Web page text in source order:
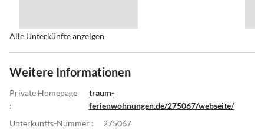
Alle Unterkünfte anzeigen
Weitere Informationen
Private Homepage
:
traum-
ferienwohnungen.de/275067/webseite/
Unterkunfts-Nummer :
275067